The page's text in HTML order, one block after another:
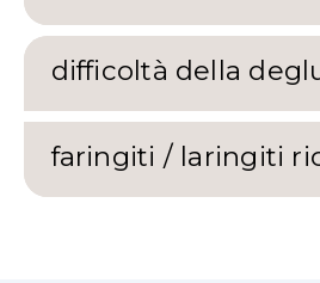
difficoltà della
faringiti / laringiti